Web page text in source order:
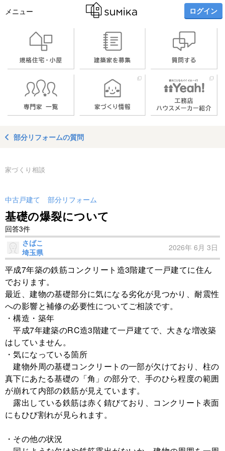
メニュー ログイン
部分リフォームの質問
家づくり相談
中古戸建て 部分リフォーム
基礎の爆裂について
回答3件
さばこ
埼玉県
2026年 6月 3日
平成7年築の鉄筋コンクリート造3階建て一戸建てに住ん
でおります。
最近、建物の基礎部分に気になる劣化が見つかり、耐震性
への影響と補修の必要性についてご相談です。
・構造・築年
平成7年建築のRC造3階建て一戸建てで、大きな増改築
はしていません。
・気になっている箇所
建物外周の基礎コンクリートの一部が欠けており、柱の
真下にあたる基礎の「角」の部分で、手のひら程度の範囲
が崩れて内部の鉄筋が見えています。
露出している鉄筋は赤く錆びており、コンクリート表面
にもひび割れが見られます。
・その他の状況